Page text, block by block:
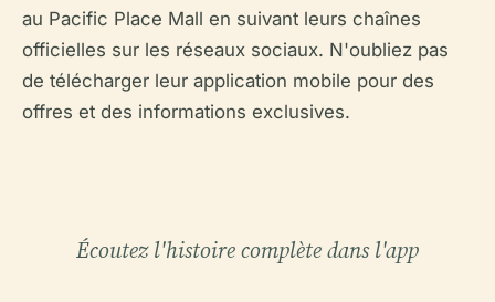
au Pacific Place Mall en suivant leurs chaînes
officielles sur les réseaux sociaux. N'oubliez pas
de télécharger leur application mobile pour des
offres et des informations exclusives.
Écoutez l'histoire complète dans l'app